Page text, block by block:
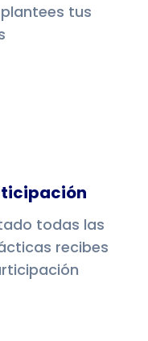
tus
todas las
recibes